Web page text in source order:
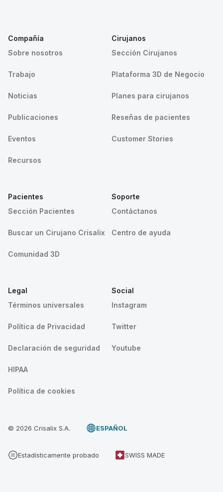
Compañía
Sobre nosotros
Trabajo
Noticias
Publicaciones
Eventos
Recursos
Cirujanos
Sección Cirujanos
Plataforma 3D de Negocio
Planes para cirujanos
Reseñas de pacientes
Customer Stories
Pacientes
Sección Pacientes
Buscar un Cirujano Crisalix
Comunidad 3D
Soporte
Contáctanos
Centro de ayuda
Legal
Términos universales
Política de Privacidad
Declaración de seguridad
HIPAA
Política de cookies
Social
Instagram
Twitter
Youtube
© 2026 Crisalix S.A. ESPAÑOL
Estadísticamente probado SWISS MADE